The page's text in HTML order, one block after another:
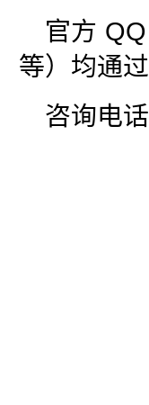
官方
等）均通
咨询电